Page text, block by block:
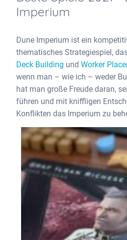
Imperium
Dune Imperium ist ein
thematisches Strategiespiel,
Deck Building und Worker
wenn man – wie ich – weder
hat man große Freude daran,
führen und mit kniffligen
Konflikten das Imperium zu